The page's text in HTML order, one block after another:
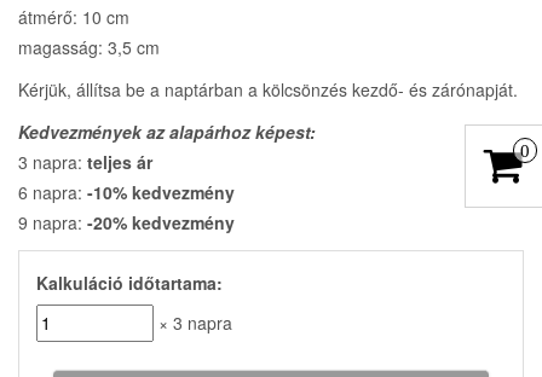
átmérő: 10 cm
magasság: 3,5 cm
Kérjük, állítsa be a naptárban a kölcsönzés kezdő- és zárónapját.
Kedvezmények az alapárhoz képest:
3 napra: teljes ár
6 napra: -10% kedvezmény
9 napra: -20% kedvezmény
Kalkuláció időtartama:
× 3 napra
0